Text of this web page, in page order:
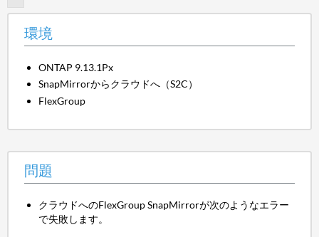
環境
ONTAP 9.13.1Px
SnapMirrorからクラウドへ（S2C）
FlexGroup
問題
クラウドへのFlexGroup SnapMirrorが次のようなエラー
で失敗します。